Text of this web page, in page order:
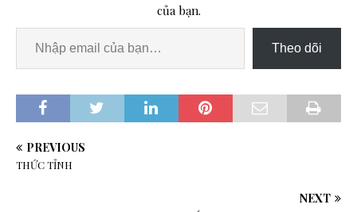
của bạn.
Theo dõi
PREVIOUS
THỨC TỈNH
NEXT